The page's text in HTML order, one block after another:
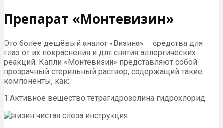
Препарат «Монтевизин»
Это более дешёвый аналог «Визина» – средства для
глаз от их покраснения и для снятия аллергических
реакций. Капли «Монтевизин» представляют собой
прозрачный стерильный раствор, содержащий такие
компоненты, как:
1.Активное вещество тетрагидрозолина гидрохлорид.